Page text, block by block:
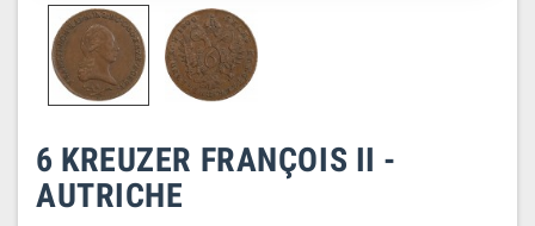
6 KREUZER FRANÇOIS II -
AUTRICHE